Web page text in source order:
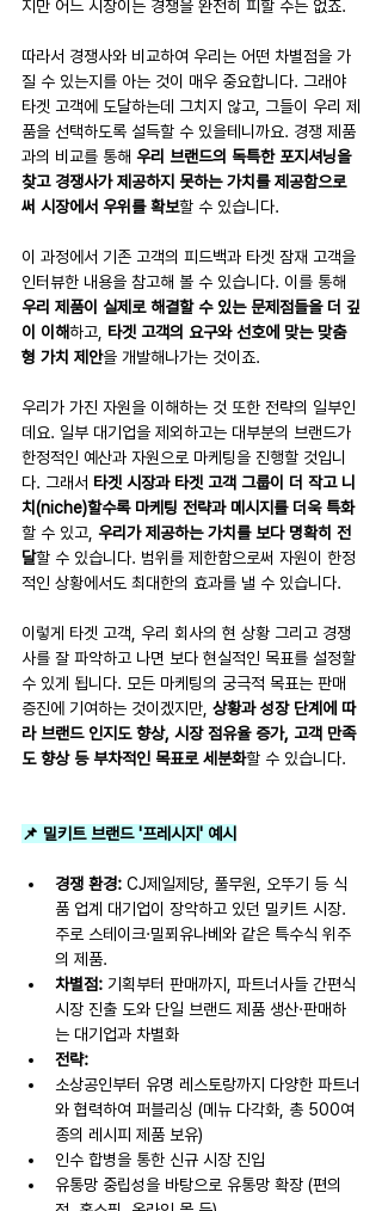
지만 어느 시장이든 경쟁을 완전히 피할 수는 없죠.
따라서 경쟁사와 비교하여 우리는 어떤 차별점을 가
질 수 있는지를 아는 것이 매우 중요합니다. 그래야
타겟 고객에 도달하는데 그치지 않고, 그들이 우리 제
품을 선택하도록 설득할 수 있을테니까요. 경쟁 제품
과의 비교를 통해 우리 브랜드의 독특한 포지셔닝을
찾고 경쟁사가 제공하지 못하는 가치를 제공함으로
써 시장에서 우위를 확보할 수 있습니다.
이 과정에서 기존 고객의 피드백과 타겟 잠재 고객을
인터뷰한 내용을 참고해 볼 수 있습니다. 이를 통해
우리 제품이 실제로 해결할 수 있는 문제점들을 더 깊
이 이해하고, 타겟 고객의 요구와 선호에 맞는 맞춤
형 가치 제안을 개발해나가는 것이죠.
우리가 가진 자원을 이해하는 것 또한 전략의 일부인
데요. 일부 대기업을 제외하고는 대부분의 브랜드가
한정적인 예산과 자원으로 마케팅을 진행할 것입니
다. 그래서 타겟 시장과 타겟 고객 그룹이 더 작고 니
치(niche)할수록 마케팅 전략과 메시지를 더욱 특화
할 수 있고, 우리가 제공하는 가치를 보다 명확히 전
달할 수 있습니다. 범위를 제한함으로써 자원이 한정
적인 상황에서도 최대한의 효과를 낼 수 있습니다.
이렇게 타겟 고객, 우리 회사의 현 상황 그리고 경쟁
사를 잘 파악하고 나면 보다 현실적인 목표를 설정할
수 있게 됩니다. 모든 마케팅의 궁극적 목표는 판매
증진에 기여하는 것이겠지만, 상황과 성장 단계에 따
라 브랜드 인지도 향상, 시장 점유율 증가, 고객 만족
도 향상 등 부차적인 목표로 세분화할 수 있습니다.
📌 밀키트 브랜드 '프레시지' 예시
경쟁 환경: CJ제일제당, 풀무원, 오뚜기 등 식
품 업계 대기업이 장악하고 있던 밀키트 시장.
주로 스테이크·밀푀유나베와 같은 특수식 위주
의 제품.
차별점: 기획부터 판매까지, 파트너사들 간편식
시장 진출 도와 단일 브랜드 제품 생산·판매하
는 대기업과 차별화
전략:
소상공인부터 유명 레스토랑까지 다양한 파트너
와 협력하여 퍼블리싱 (메뉴 다각화, 총 500여
종의 레시피 제품 보유)
인수 합병을 통한 신규 시장 진입
유통망 중립성을 바탕으로 유통망 확장 (편의